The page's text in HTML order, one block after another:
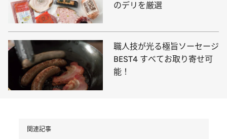
のデリを厳選
職人技が光る極旨ソーセージ
BEST4 すべてお取り寄せ可
能！
関連記事